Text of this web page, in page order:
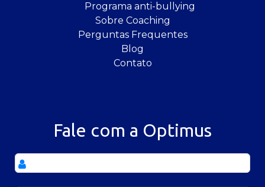
Programa anti-bullying
Sobre Coaching
Perguntas Frequentes
Blog
Contato
Fale com a Optimus